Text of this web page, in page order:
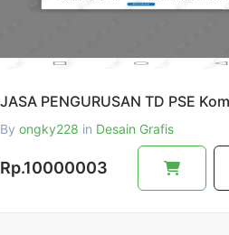
Byongky228 in Desain Grafis
Rp.10000003